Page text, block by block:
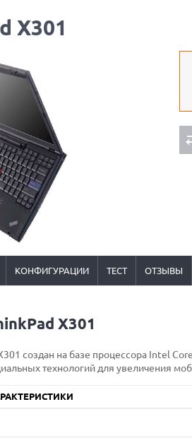
X301
КОНФИГУРАЦИИ ТЕСТ ОТЗЫВЫ
X301
создан на базе процессора Intel
технологий для увеличения